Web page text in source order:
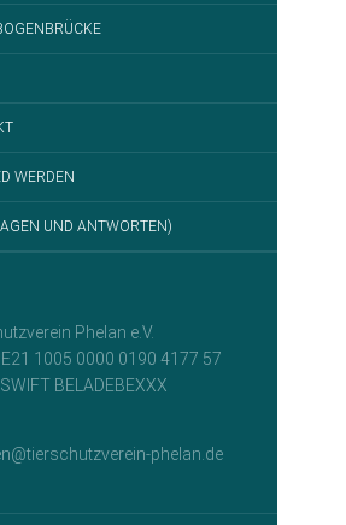
WERDEN
UND ANTWORTEN)
Phelan e.V.
1005 0000 0190 4177 57
BELADEBEXXX
phelan.de